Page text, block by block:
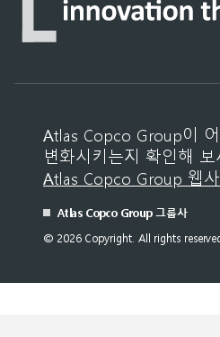
Atlas Copco Group이
변화시키는지 확인해 보
Atlas Copco Group 웹
Atlas Copco Group 그룹사
© 2026 Copyright. All rights